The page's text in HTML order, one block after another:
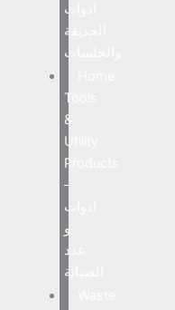
ادوات
الحديقة
والجلسات
Tools
&
Utility
Products
–
ادوات
و
عدد
الصيانة